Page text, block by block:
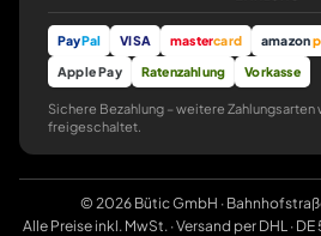
PayPal VISA mastercard amazon
Apple Pay
Ratenzahlung Vorkasse
Sichere Bezahlung – weitere
freigeschaltet.
© 2026 Bütic GmbH ·
Alle Preise inkl. MwSt. · Versand per DHL ·